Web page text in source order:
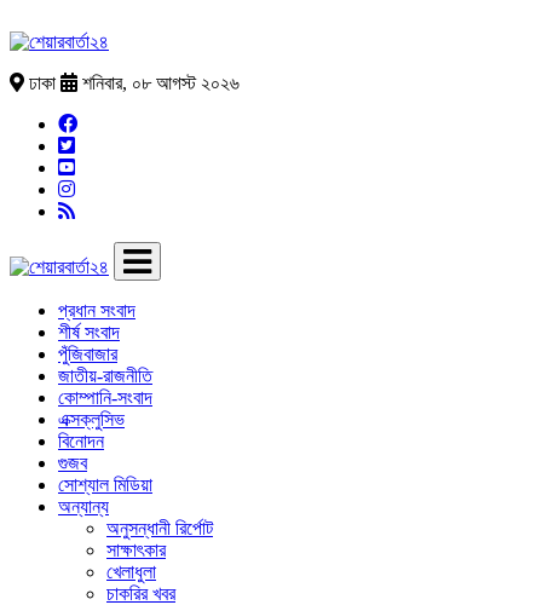
ঢাকা শনিবার, ০৮ আগস্ট ২০২৬
প্রধান সংবাদ
শীর্ষ সংবাদ
পুঁজিবাজার
জাতীয়-রাজনীতি
কোম্পানি-সংবাদ
এক্সক্লুসিভ
বিনোদন
গুজব
সোশ্যাল মিডিয়া
অন্যান্য
অনুসন্ধানী রির্পোট
সাক্ষাৎকার
খেলাধুলা
চাকরির খবর